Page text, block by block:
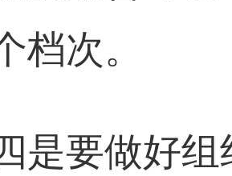
档次。
要做好组